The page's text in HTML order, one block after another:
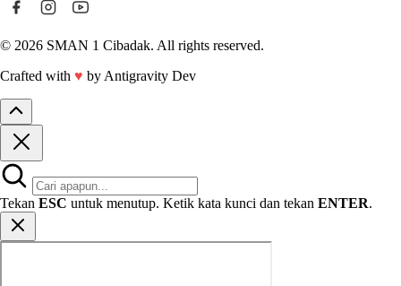
© 2026 SMAN 1 Cibadak. All rights reserved.
Crafted with ♥ by Antigravity Dev
Tekan ESC untuk menutup. Ketik kata kunci dan tekan ENTER.